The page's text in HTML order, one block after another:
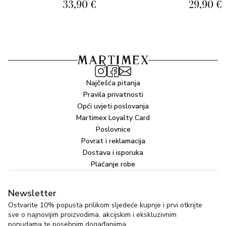
CUSPIDATUM ROOT EXTRACT, GLYCYRRHIZA
EXTRACT, CHAMOMILLA RECUTITA (MATRICARIA)
FLOWER EXTRACT, TOCOPHEROL, CITRIC ACID,
ETHYLHEXYLGLYCERIN, HELIANTHUS ANNUUS
(SUNFLOWER) SEED OIL, SODIUM CITRATE
33,90 € 29,90 €
Najčešća pitanja
Pravila privatnosti
Opći uvjeti poslovanja
Martimex Loyalty Card
Poslovnice
Povrat i reklamacija
Dostava i isporuka
Plaćanje robe
Newsletter
Ostvarite 10% popusta prilikom sljedeće kupnje i prvi otkrijte
sve o najnovijim proizvodima, akcijskim i ekskluzivnim